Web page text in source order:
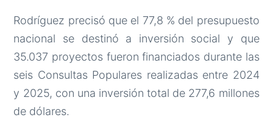
Rodríguez precisó que el 77,8 % del presupuesto
nacional se destinó a inversión social y que
35.037 proyectos fueron financiados durante las
seis Consultas Populares realizadas entre 2024
y 2025, con una inversión total de 277,6 millones
de dólares.